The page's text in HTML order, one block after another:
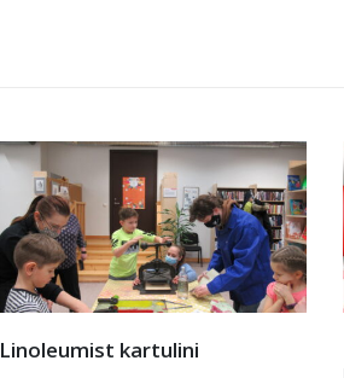
Fotokonkurss “Mina ja